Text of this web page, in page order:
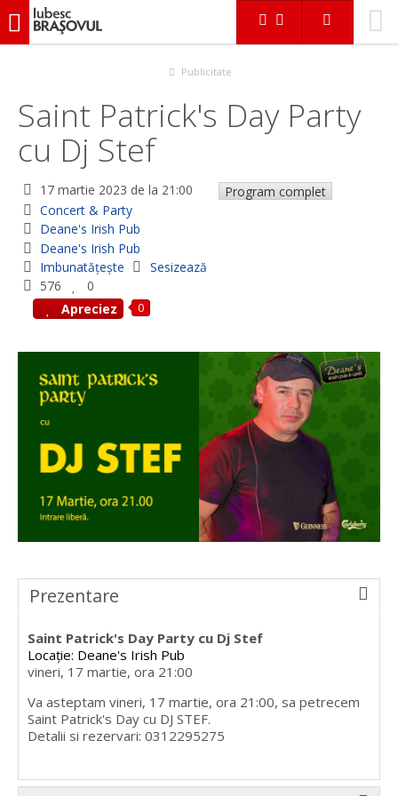
iubescbraşovul.ro
Saint Patrick's Day Party cu Dj Stef
Publicitate
Saint Patrick's Day Party
cu Dj Stef
17 martie 2023 de la 21:00
Program complet
Concert & Party
Deane's Irish Pub
Deane's Irish Pub
Imbunatățește
Sesizează
576
0
Apreciez
0
Prezentare
Saint Patrick's Day Party cu Dj Stef
Locație: Deane's Irish Pub
vineri, 17 martie, ora 21:00
Va asteptam vineri, 17 martie, ora 21:00, sa petrecem
Saint Patrick's Day cu DJ STEF.
Detalii si rezervari: 0312295275